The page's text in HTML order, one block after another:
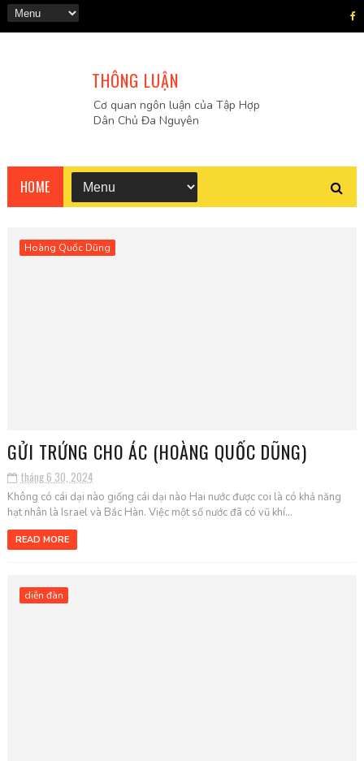
THÔNG LUẬN
Cơ quan ngôn luận của Tập Hợp
Dân Chủ Đa Nguyên
HOME
Hoàng Quốc Dũng
GỬI TRỨNG CHO ÁC (HOÀNG QUỐC DŨNG)
tháng 6 30, 2024
Không có cái dại nào giống cái dại nào Hai nước được coi là có khả năng
hạt nhân là Israel và Bắc Hàn. Việc một số nước đã có vũ khí...
READ MORE
diễn đàn